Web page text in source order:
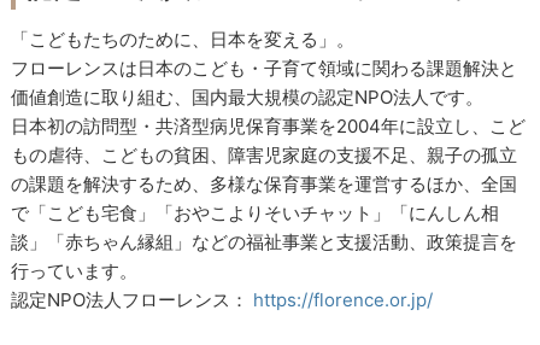
「こどもたちのために、日本を変える」。
フローレンスは日本のこども・子育て領域に関わる課題解決と
価値創造に取り組む、国内最大規模の認定NPO法人です。
日本初の訪問型・共済型病児保育事業を2004年に設立し、こど
もの虐待、こどもの貧困、障害児家庭の支援不足、親子の孤立
の課題を解決するため、多様な保育事業を運営するほか、全国
で「こども宅食」「おやこよりそいチャット」「にんしん相
談」「赤ちゃん縁組」などの福祉事業と支援活動、政策提言を
行っています。
認定NPO法人フローレンス： https://florence.or.jp/